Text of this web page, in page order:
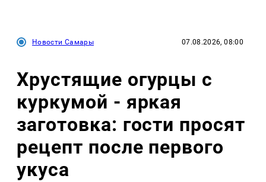
Новости Самары 07.08.2026, 08:00
Хрустящие огурцы с
куркумой - яркая
заготовка: гости просят
рецепт после первого
укуса